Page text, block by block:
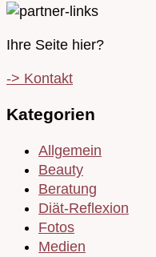
Ihre Seite hier?
-> Kontakt
Kategorien
Allgemein
Beauty
Beratung
Diät-Reflexion
Fotos
Medien